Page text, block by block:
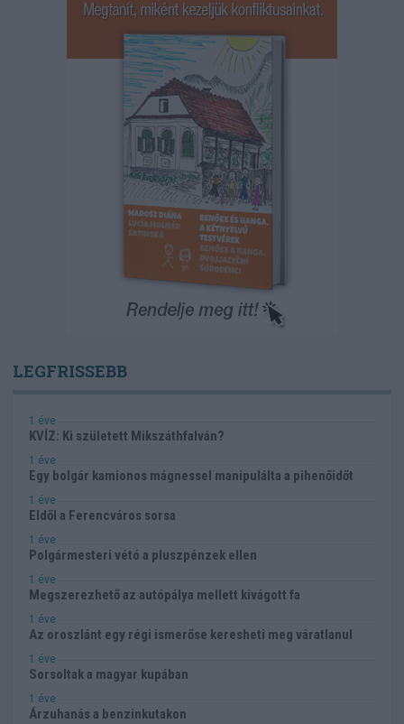
LEGFRISSEBB
1 éve
KVÍZ: Ki született Mikszáthfalván?
1 éve
Egy bolgár kamionos mágnessel manipulálta a pihenőidőt
1 éve
Eldől a Ferencváros sorsa
1 éve
Polgármesteri vétó a pluszpénzek ellen
1 éve
Megszerezhető az autópálya mellett kivágott fa
1 éve
Az oroszlánt egy régi ismerőse keresheti meg váratlanul
1 éve
Sorsoltak a magyar kupában
1 éve
Árzuhanás a benzinkutakon